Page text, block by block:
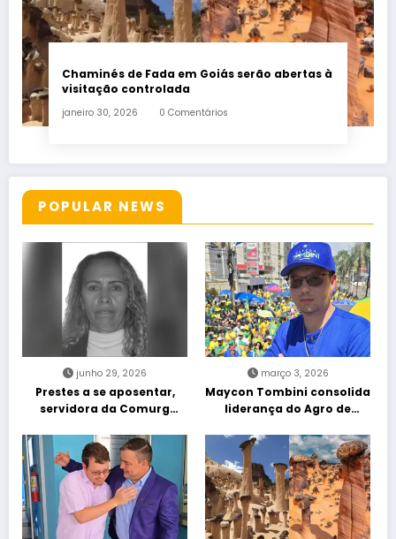
Chaminés de Fada em Goiás serão abertas à
visitação controlada
janeiro 30, 2026 0 Comentários
POPULAR NEWS
junho 29, 2026
Prestes a se aposentar,
servidora da Comurg
entra em protocolo de
morte encefálica
março 3, 2026
Maycon Tombini consolida
liderança do Agro de
“Acorda Brasil” em Goiânia